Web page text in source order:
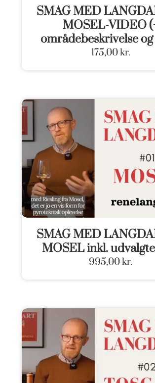
SMAG MED
MOSEL-VIDEO
områdebeskrivelse
175,00kr.
SMAG MED
MOSEL inkl.
995,00kr.